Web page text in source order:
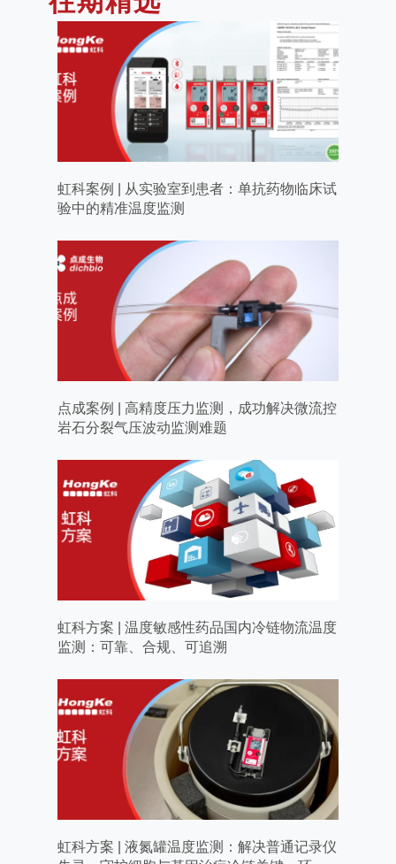
虹科案例 | 从实验室到患者：单抗药物临床试
验中的精准温度监测
点成案例 | 高精度压力监测，成功解决微流控
岩石分裂气压波动监测难题
虹科方案 | 温度敏感性药品国内冷链物流温度
监测：可靠、合规、可追溯
虹科方案 | 液氮罐温度监测：解决普通记录仪